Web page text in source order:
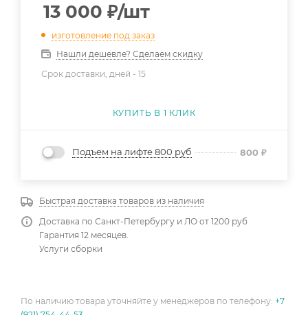
13 000 ₽/шт
изготовление под заказ
Нашли дешевле? Сделаем скидку
Срок доставки, дней - 15
КУПИТЬ В 1 КЛИК
Подъем на лифте 800 руб 800 ₽
Быстрая доставка товаров из наличия
Доставка по Санкт-Петербургу и ЛО от 1200 руб
Гарантия 12 месяцев.
Услуги сборки
По наличию товара уточняйте у менеджеров по телефону: +7